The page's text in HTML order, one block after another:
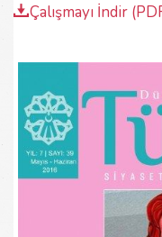
Çalışmayı İndir